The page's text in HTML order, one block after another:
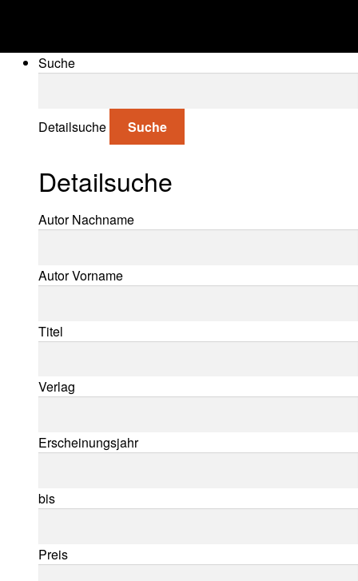
Suche
Detailsuche Suche
Detailsuche
Suche nach:
Autor Nachname
Autor Vorname
Titel
Verlag
Erscheinungsjahr
bis
Preis